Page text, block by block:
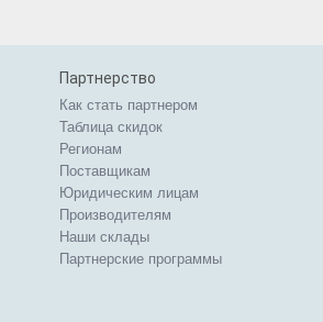
Партнерство
Как стать партнером
Таблица скидок
Регионам
Поставщикам
Юридическим лицам
Производителям
Наши склады
Партнерские программы